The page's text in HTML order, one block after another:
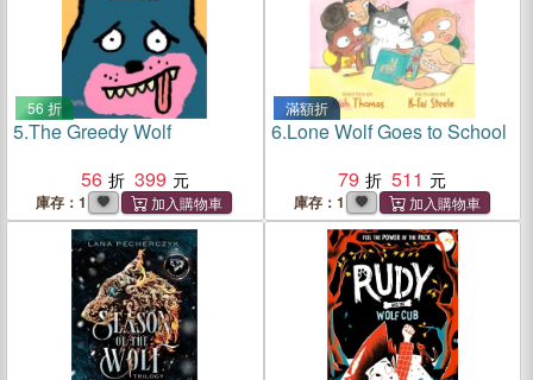
56 折
5.The Greedy Wolf
56
399
庫存：1
滿額折
6.Lone Wolf Goes to School
79
511
庫存：1